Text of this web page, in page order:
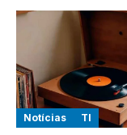
Notícias TI